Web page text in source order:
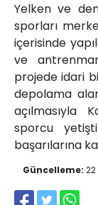
Yelken ve
sporları
içerisinde
ve
projede idari
depolama
açılmasıyla
sporcu
başarılarına
Güncelleme: